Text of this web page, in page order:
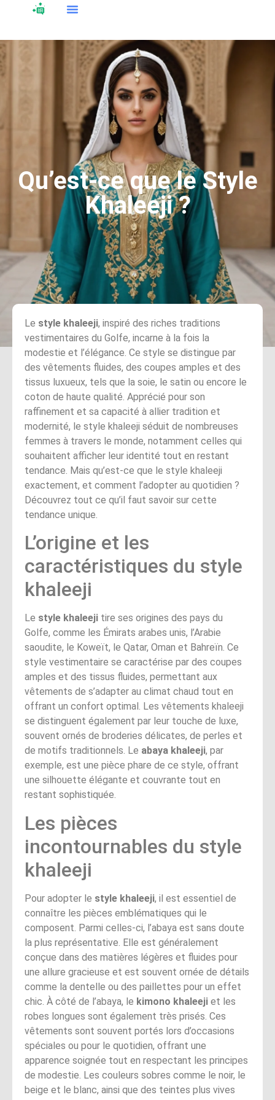
Qu’est-ce que le Style
Khaleeji ?
Le style khaleeji, inspiré des riches traditions
vestimentaires du Golfe, incarne à la fois la
modestie et l’élégance. Ce style se distingue par
des vêtements fluides, des coupes amples et des
tissus luxueux, tels que la soie, le satin ou encore le
coton de haute qualité. Apprécié pour son
raffinement et sa capacité à allier tradition et
modernité, le style khaleeji séduit de nombreuses
femmes à travers le monde, notamment celles qui
souhaitent afficher leur identité tout en restant
tendance. Mais qu’est-ce que le style khaleeji
exactement, et comment l’adopter au quotidien ?
Découvrez tout ce qu’il faut savoir sur cette
tendance unique.
L’origine et les
caractéristiques du style
khaleeji
Le style khaleeji tire ses origines des pays du
Golfe, comme les Émirats arabes unis, l’Arabie
saoudite, le Koweït, le Qatar, Oman et Bahreïn. Ce
style vestimentaire se caractérise par des coupes
amples et des tissus fluides, permettant aux
vêtements de s’adapter au climat chaud tout en
offrant un confort optimal. Les vêtements khaleeji
se distinguent également par leur touche de luxe,
souvent ornés de broderies délicates, de perles et
de motifs traditionnels. Le abaya khaleeji, par
exemple, est une pièce phare de ce style, offrant
une silhouette élégante et couvrante tout en
restant sophistiquée.
Les pièces
incontournables du style
khaleeji
Pour adopter le style khaleeji, il est essentiel de
connaître les pièces emblématiques qui le
composent. Parmi celles-ci, l’abaya est sans doute
la plus représentative. Elle est généralement
conçue dans des matières légères et fluides pour
une allure gracieuse et est souvent ornée de détails
comme la dentelle ou des paillettes pour un effet
chic. À côté de l’abaya, le kimono khaleeji et les
robes longues sont également très prisés. Ces
vêtements sont souvent portés lors d’occasions
spéciales ou pour le quotidien, offrant une
apparence soignée tout en respectant les principes
de modestie. Les couleurs sobres comme le noir, le
beige et le blanc, ainsi que des teintes plus vives